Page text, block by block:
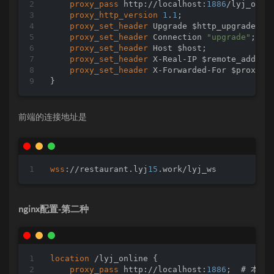
proxy_pass http://localhost: 1886/
proxy_http_version
1 . 1 ;
proxy_set_header Upgrade $http_upgrade;
proxy_set_header Connection "upgrade" ;
proxy_set_header Host $host;
proxy_set_header X-Real-IP $remote_addr;
proxy_set_header X-Forwarded-For
}
前端的连接地址是
wss ://restaurant.lyj 15 .work/lyj_ws
nginx配置-第二种
location /lyj_online {
proxy_pass http://localhost: 1886 ;  # 本地服